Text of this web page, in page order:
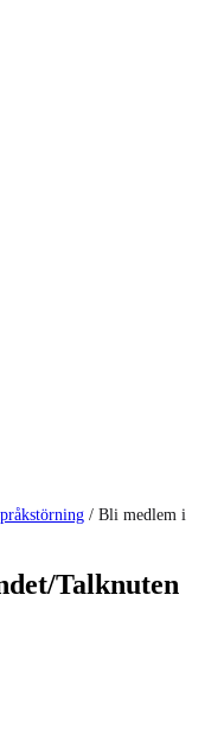
/ Bli medlem i
Talknuten